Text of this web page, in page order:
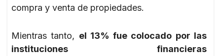
compra y venta de propiedades.
Mientras tanto, el 13% fue colocado por las
instituciones financieras